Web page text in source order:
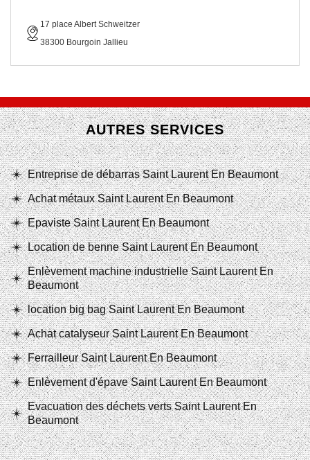
17 place Albert Schweitzer
38300 Bourgoin Jallieu
AUTRES SERVICES
Entreprise de débarras Saint Laurent En Beaumont
Achat métaux Saint Laurent En Beaumont
Epaviste Saint Laurent En Beaumont
Location de benne Saint Laurent En Beaumont
Enlèvement machine industrielle Saint Laurent En
Beaumont
location big bag Saint Laurent En Beaumont
Achat catalyseur Saint Laurent En Beaumont
Ferrailleur Saint Laurent En Beaumont
Enlèvement d'épave Saint Laurent En Beaumont
Evacuation des déchets verts Saint Laurent En
Beaumont